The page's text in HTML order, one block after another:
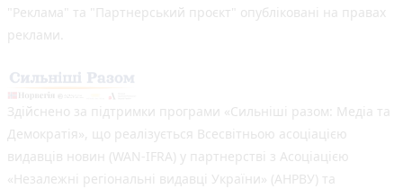
"Реклама" та "Партнерський проєкт" опубліковані на правах
реклами.
Здійснено за підтримки програми «Сильніші разом: Медіа та
Демократія», що реалізується Всесвітньою асоціацією
видавців новин (WAN-IFRA) у партнерстві з Асоціацією
«Незалежні регіональні видавці України» (АНРВУ) та